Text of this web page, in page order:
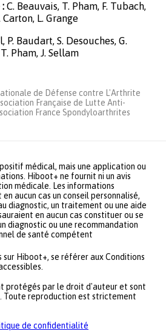
C. Beauvais, T. Pham, F. Tubach,
Carton, L. Grange
P. Baudart, S. Desouches, G.
Pham, J. Sellam
de Défense contre L'Arthrite
Française de Lutte Anti-
France Spondyloarthrites
médical, mais une application ou
Hiboot+ ne fournit ni un avis
médicale. Les informations
aucun cas un conseil personnalisé,
diagnostic, un traitement ou une aide
en aucun cas constituer ou se
diagnostic ou une recommandation
de santé compétent
sur Hiboot+, se référer aux Conditions
protégés par le droit d'auteur et sont
Toute reproduction est strictement
de confidentialité